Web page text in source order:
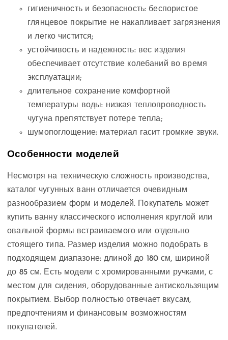
гигиеничность и безопасность: беспористое
глянцевое покрытие не накапливает загрязнения
и легко чистится;
устойчивость и надежность: вес изделия
обеспечивает отсутствие колебаний во время
эксплуатации;
длительное сохранение комфортной
температуры воды: низкая теплопроводность
чугуна препятствует потере тепла;
шумопоглощение: материал гасит громкие звуки.
Особенности моделей
Несмотря на техническую сложность производства,
каталог чугунных ванн отличается очевидным
разнообразием форм и моделей. Покупатель может
купить ванну классического исполнения круглой или
овальной формы встраиваемого или отдельно
стоящего типа. Размер изделия можно подобрать в
подходящем диапазоне: длиной до 180 см, шириной
до 85 см. Есть модели с хромированными ручками, с
местом для сидения, оборудованные антискользящим
покрытием. Выбор полностью отвечает вкусам,
предпочтениям и финансовым возможностям
покупателей.